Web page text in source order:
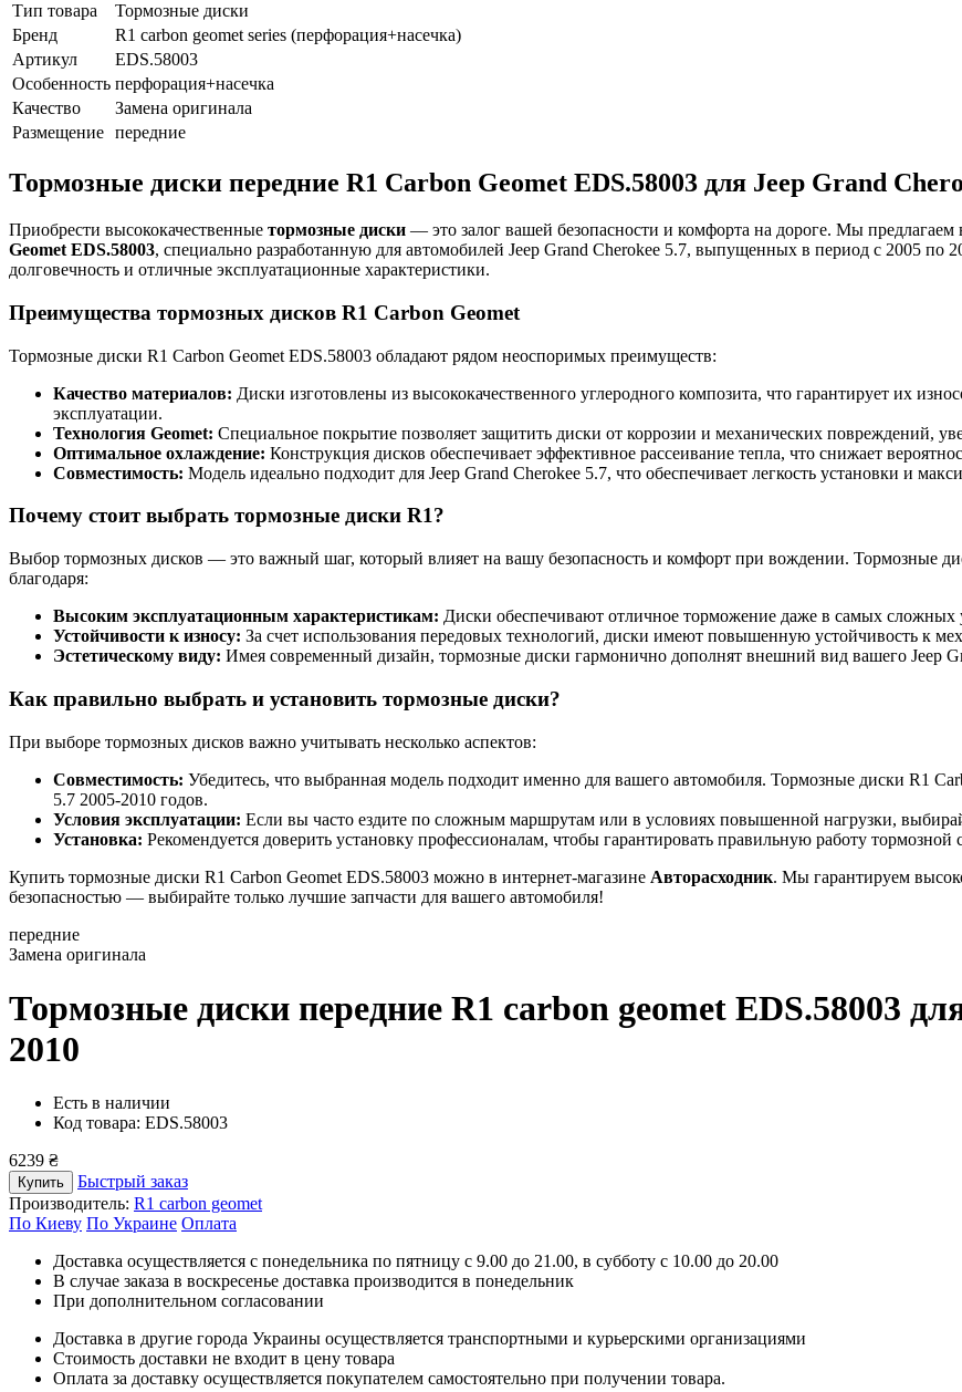
Тип товара
Тормозные диски
Бренд
R1 carbon geomet series (перфорация+насечка)
Артикул
EDS.58003
Особенность перфорация+насечка
Качество
Замена оригинала
Размещение передние
Тормозные диски передние R1 Carbon Geomet EDS.58003 для Jeep Grand
Приобрести высококачественные тормозные диски — это залог вашей безопасности и комфорта на дороге. Мы
Geomet EDS.58003, специально разработанную для автомобилей Jeep Grand Cherokee 5.7, выпущенных в период с 2005 по
долговечность и отличные эксплуатационные характеристики.
Преимущества тормозных дисков R1 Carbon Geomet
Тормозные диски R1 Carbon Geomet EDS.58003 обладают рядом неоспоримых преимуществ:
Качество материалов: Диски изготовлены из высококачественного углеродного композита, что гарантирует их
эксплуатации.
Технология Geomet: Специальное покрытие позволяет защитить диски от коррозии и механических повреждений,
Оптимальное охлаждение: Конструкция дисков обеспечивает эффективное рассеивание тепла, что снижает
Совместимость: Модель идеально подходит для Jeep Grand Cherokee 5.7, что обеспечивает легкость установки и
Почему стоит выбрать тормозные диски R1?
Выбор тормозных дисков — это важный шаг, который влияет на вашу безопасность и комфорт при вождении. Тормозные
благодаря:
Высоким эксплуатационным характеристикам: Диски обеспечивают отличное торможение даже в самых сложных
Устойчивости к износу: За счет использования передовых технологий, диски имеют повышенную устойчивость к
Эстетическому виду: Имея современный дизайн, тормозные диски гармонично дополнят внешний вид вашего Jeep
Как правильно выбрать и установить тормозные диски?
При выборе тормозных дисков важно учитывать несколько аспектов:
Совместимость: Убедитесь, что выбранная модель подходит именно для вашего автомобиля. Тормозные диски R1
5.7 2005-2010 годов.
Условия эксплуатации: Если вы часто ездите по сложным маршрутам или в условиях повышенной нагрузки,
Установка: Рекомендуется доверить установку профессионалам, чтобы гарантировать правильную работу тормозной
Купить тормозные диски R1 Carbon Geomet EDS.58003 можно в интернет-магазине Авторасходник. Мы гарантируем
безопасностью — выбирайте только лучшие запчасти для вашего автомобиля!
передние
Замена оригинала
Тормозные диски передние R1 carbon geomet EDS.58003
2010
Есть в наличии
Код товара: EDS.58003
6239 ₴
Купить
Быстрый заказ
Производитель: R1 carbon geomet
По Киеву По Украине Оплата
Доставка осуществляется с понедельника по пятницу с 9.00 до 21.00, в субботу с 10.00 до 20.00
В случае заказа в воскресенье доставка производится в понедельник
При дополнительном согласовании
Доставка в другие города Украины осуществляется транспортными и курьерскими организациями
Стоимость доставки не входит в цену товара
Оплата за доставку осуществляется покупателем самостоятельно при получении товара.